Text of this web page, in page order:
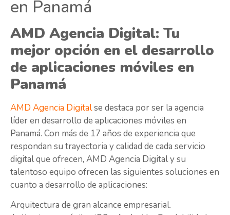
en Panamá
AMD Agencia Digital: Tu
mejor opción en el desarrollo
de aplicaciones móviles en
Panamá
AMD Agencia Digitalse destaca por ser la agencia
líder en desarrollo de aplicaciones móviles en
Panamá. Con más de 17 años de experiencia que
respondan su trayectoria y calidad de cada servicio
digital que ofrecen, AMD Agencia Digital y su
talentoso equipo ofrecen las siguientes soluciones en
cuanto a desarrollo de aplicaciones:
Arquitectura de gran alcance empresarial.